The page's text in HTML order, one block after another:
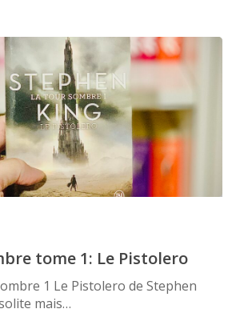
tome 1: Le Pistolero
1 Le Pistolero de Stephen
mais…